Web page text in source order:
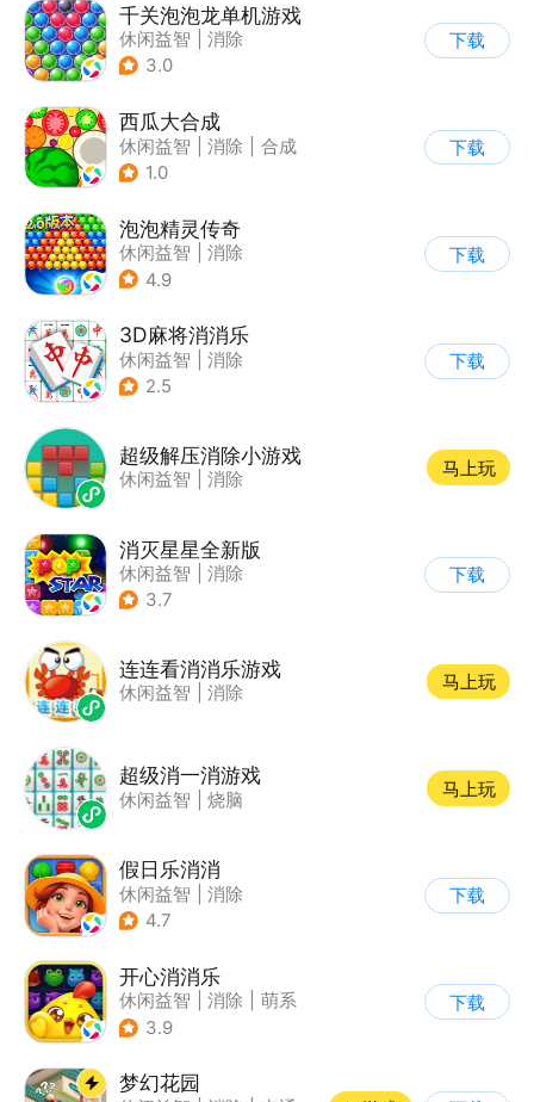
千关泡泡龙单机游戏
休闲益智
消除
| 泡泡龙
3.0
下载
西瓜大合成
休闲益智 消除
合成
1.0
下载
泡泡精灵传奇
休闲益智
消除
| 泡泡龙
4.9
下载
3D麻将消消乐
休闲益智
消除
2.5
下载
超级解压消除小游戏
休闲益智 消除
马上玩
消灭星星全新版
休闲益智
消除
3.7
下载
连连看消消乐游戏
休闲益智 消除
马上玩
超级消一消游戏
休闲益智 烧脑
马上玩
假日乐消消
休闲益智
消除
| 乐元素
4.7
下载
开心消消乐
休闲益智 消除
萌系
| 乐元素
3.9
下载
梦幻花园